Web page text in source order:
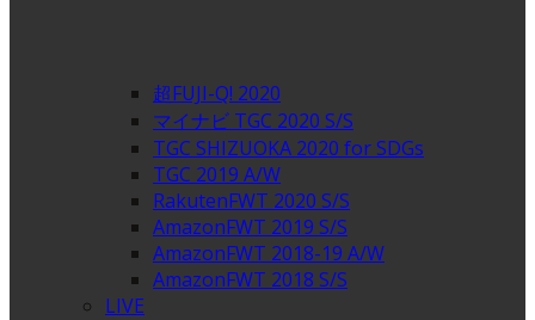
超FUJI-Q! 2020
マイナビ TGC 2020 S/S
TGC SHIZUOKA 2020 for SDGs
TGC 2019 A/W
RakutenFWT 2020 S/S
AmazonFWT 2019 S/S
AmazonFWT 2018-19 A/W
AmazonFWT 2018 S/S
LIVE